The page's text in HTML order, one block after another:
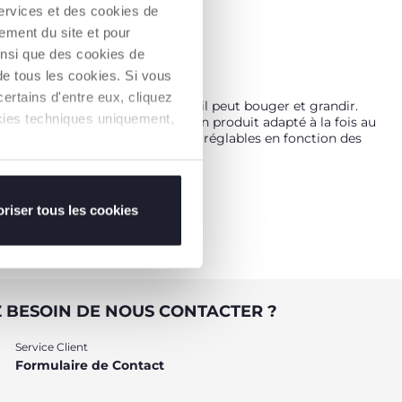
et des cookies de
du site et pour
que des cookies de
tous les cookies. Si vous
d'entre eux, cliquez
techniques uniquement,
tous les cookies
bébé une surface sur laquelle il peut bouger et grandir.
parents qui recherchent un produit adapté à la fois au
et de nombreux éléments réglables en fonction des
moteur de l'enfant.
ils offrent une surface pratique pour s'asseoir et ramper
tapis puzzle pour bébés, un jouet idéal pour leur permettre
l'aide. Une fois terminés, ils se transforment en un
éléments électroniques et interactifs qui l'émerveillent avec
miroirs et anneaux ; tandis que le panneau
les nouveau-nés à se familiariser avec les chiffres, les
et toujours apprécié, à offrir en cadeau pour
BESOIN DE NOUS CONTACTER ?
Service Client
Formulaire de Contact